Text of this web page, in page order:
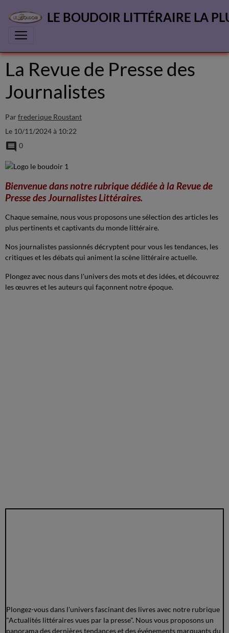
LE BOUDOIR LITTÉRAIRE LA
La Revue de Presse des
Journalistes
Par frederique Roustant
Le 10/11/2024à 10:22
0
Bienvenue dans notre rubrique dédiée à la Revue de
Presse des Journalistes Littéraires.
Chaque semaine, nous vous proposons une sélection des articles les
plus pertinents et captivants du monde littéraire.
Nos journalistes passionnés décryptent pour vous les tendances, les
critiques et les débats qui animent la scène littéraire actuelle.
Plongez avec nous dans l'univers des mots et des idées, et découvrez
les œuvres et les auteurs qui façonnent notre époque.
Plongez-vous dans l'univers fascinant des livres avec notre rubrique
"Actualités littéraires vues par la presse". Nous vous proposons un
panorama des dernières tendances et des événements marquants du